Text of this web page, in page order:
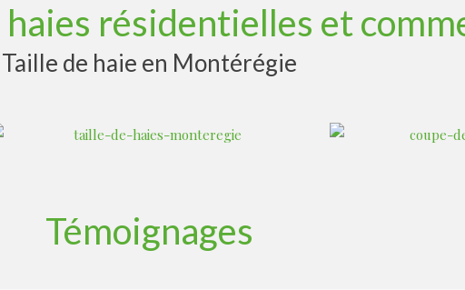
haies résidentielles et
Taille de haie en Montérégie
Témoignages